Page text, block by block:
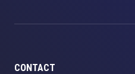
CONTACT